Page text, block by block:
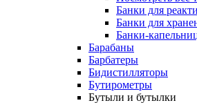
Банки для
Банки для
Банки-
Барабаны
Барбатеры
Бидистилляторы
Бутирометры
Бутыли и бутылки